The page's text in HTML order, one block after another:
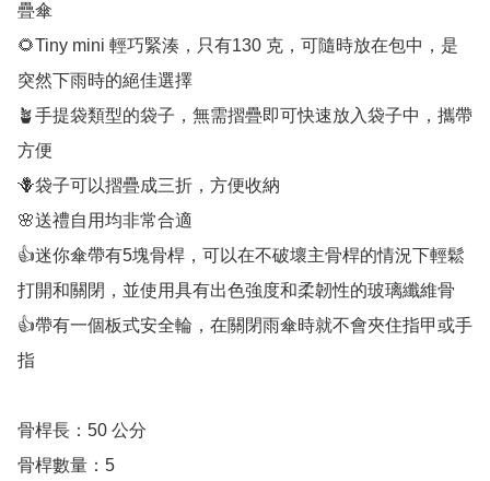
疊傘
🌻Tiny mini 輕巧緊湊，只有130 克，可隨時放在包中，是
突然下雨時的絕佳選擇
🪴手提袋類型的袋子，無需摺疊即可快速放入袋子中，攜帶
方便
🪻袋子可以摺疊成三折，方便收納
🌸送禮自用均非常合適
👍迷你傘帶有5塊骨桿，可以在不破壞主骨桿的情況下輕鬆
打開和關閉，並使用具有出色強度和柔韌性的玻璃纖維骨
👍帶有一個板式安全輪，在關閉雨傘時就不會夾住指甲或手
指
骨桿長：50 公分
骨桿數量：5